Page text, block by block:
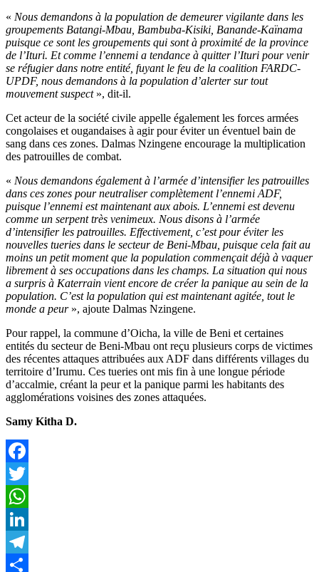
« Nous demandons à la population de demeurer vigilante dans les
groupements Batangi-Mbau, Bambuba-Kisiki, Banande-Kaïnama
puisque ce sont les groupements qui sont à proximité de la province
de l’Ituri. Et comme l’ennemi a tendance à quitter l’Ituri pour venir
se réfugier dans notre entité, fuyant le feu de la coalition FARDC-
UPDF, nous demandons à la population d’alerter sur tout
mouvement suspect», dit-il.
Cet acteur de la société civile appelle également les forces armées
congolaises et ougandaises à agir pour éviter un éventuel bain de
sang dans ces zones. Dalmas Nzingene encourage la multiplication
des patrouilles de combat.
« Nous demandons également à l’armée d’intensifier les patrouilles
dans ces zones pour neutraliser complètement l’ennemi ADF,
puisque l’ennemi est maintenant aux abois. L’ennemi est devenu
comme un serpent très venimeux. Nous disons à l’armée
d’intensifier les patrouilles. Effectivement, c’est pour éviter les
nouvelles tueries dans le secteur de Beni-Mbau, puisque cela fait au
moins un petit moment que la population commençait déjà à vaquer
librement à ses occupations dans les champs. La situation qui nous
a surpris à Katerrain vient encore de créer la panique au sein de la
population. C’est la population qui est maintenant agitée, tout le
monde a peur», ajoute Dalmas Nzingene.
Pour rappel, la commune d’Oicha, la ville de Beni et certaines
entités du secteur de Beni-Mbau ont reçu plusieurs corps de victimes
des récentes attaques attribuées aux ADF dans différents villages du
territoire d’Irumu. Ces tueries ont mis fin à une longue période
d’accalmie, créant la peur et la panique parmi les habitants des
agglomérations voisines des zones attaquées.
Samy Kitha D.
Facebook
Twitter
WhatsApp
LinkedIn
Telegram